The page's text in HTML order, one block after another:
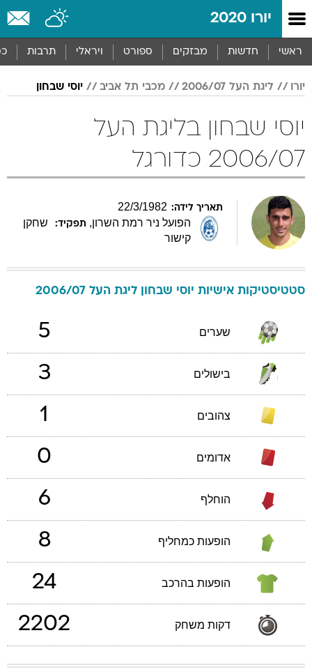
יורו 2020
ראשי חדשות מבזקים ספורט ויראלי תרבות
יורו ליגת העל 2006/07 מכבי תל אביב יוסי שבחון
יוסי שבחון בליגת העל
2006/07 כדורגל
תאריך לידה: 22/3/1982
הפועל ניר רמת השרון, תפקיד:
שחקן
קישור
סטטיסטיקות אישיות יוסי שבחון ליגת העל 2006/07
שערים 5
בישולים 3
צהובים 1
אדומים 0
הוחלף 6
הופעות כמחליף 8
הופעות בהרכב 24
דקות משחק 2202